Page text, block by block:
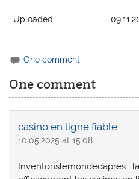
Uploaded
One comment
One comment
casino en ligne fiable
10.05.2025 at 15:08
Inventonslemondedapres :